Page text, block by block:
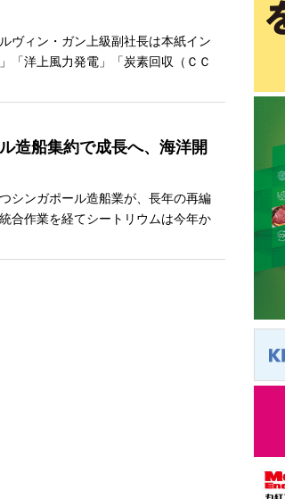
ヴィン・ガン上級副社長は本紙イン
「洋上風力発電」「炭素回収（ＣＣ
造船集約で成長へ、海洋開
シンガポール造船業が、長年の再編
合作業を経てシートリウムは今年か